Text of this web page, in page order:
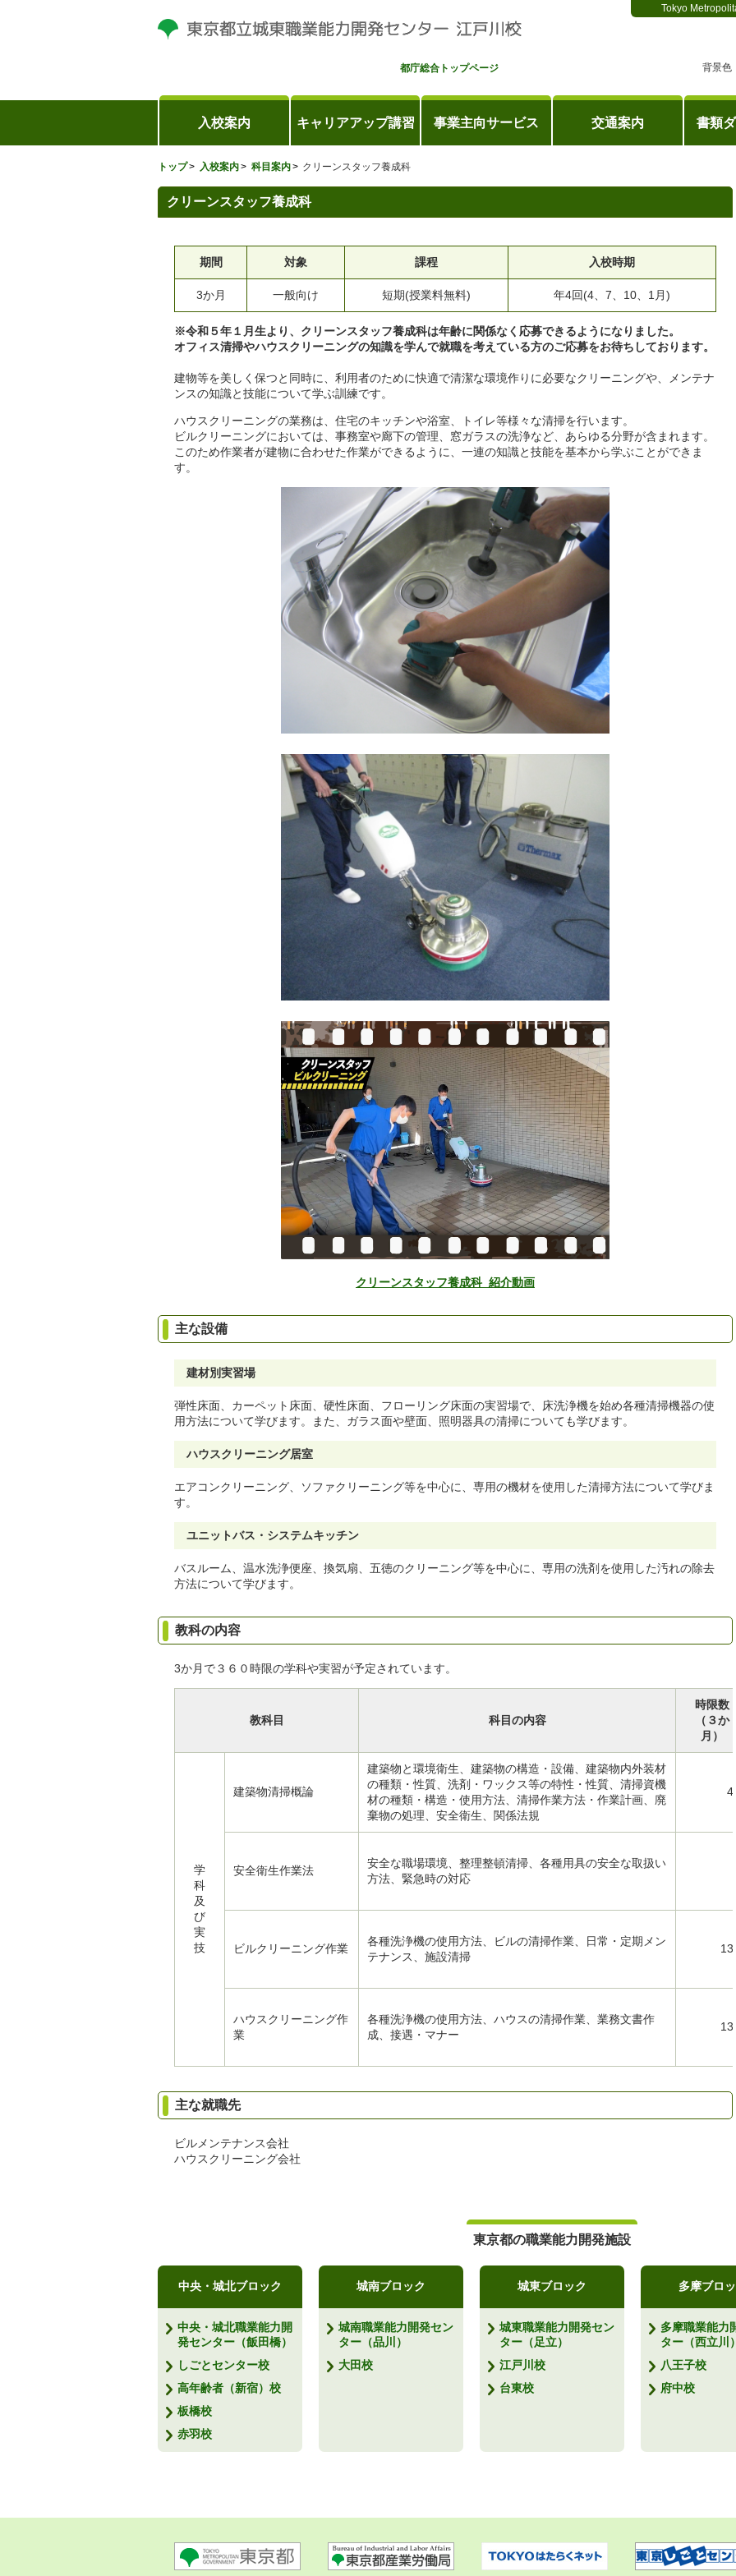
Tokyo
入校案内 キャリアアップ講習 事業主向サービス 交通案内 書類
背景色
都庁総合トップページ
トップ 入校案内 科目案内 クリーンスタッフ養成科
クリーンスタッフ養成科
期間 対象 課程 入校時期
3か月 一般向け 短期(授業料無料) 年4回(4、7、10、1月)
※令和５年１月生より、クリーンスタッフ養成科は年齢に関係なく応募できるようになりました。
オフィス清掃やハウスクリーニングの知識を学んで就職を考えている方のご応募をお待ちしております。
建物等を美しく保つと同時に、利用者のために快適で清潔な環境作りに必要なクリーニングや、メンテナ
ンスの知識と技能について学ぶ訓練です。
ハウスクリーニングの業務は、住宅のキッチンや浴室、トイレ等様々な清掃を行います。
ビルクリーニングにおいては、事務室や廊下の管理、窓ガラスの洗浄など、あらゆる分野が含まれます。
このため作業者が建物に合わせた作業ができるように、一連の知識と技能を基本から学ぶことができま
す。
クリーンスタッフ養成科_紹介動画
主な設備
建材別実習場
弾性床面、カーペット床面、硬性床面、フローリング床面の実習場で、床洗浄機を始め各種清掃機器の使
用方法について学びます。また、ガラス面や壁面、照明器具の清掃についても学びます。
ハウスクリーニング居室
エアコンクリーニング、ソファクリーニング等を中心に、専用の機材を使用した清掃方法について学びま
す。
ユニットバス・システムキッチン
バスルーム、温水洗浄便座、換気扇、五徳のクリーニング等を中心に、専用の洗剤を使用した汚れの除去
方法について学びます。
教科の内容
3か月で３６０時限の学科や実習が予定されています。
教科目 科目の内容
時限数
（３か
月）
学
科
及
び
実
技
建築物清掃概論
建築物と環境衛生、建築物の構造・設備、建築物内外装材
の種類・性質、洗剤・ワックス等の特性・性質、清掃資機
材の種類・構造・使用方法、清掃作業方法・作業計画、廃
棄物の処理、安全衛生、関係法規
安全衛生作業法
安全な職場環境、整理整頓清掃、各種用具の安全な取扱い
方法、緊急時の対応
ビルクリーニング作業
各種洗浄機の使用方法、ビルの清掃作業、日常・定期メン
テナンス、施設清掃
ハウスクリーニング作
業
各種洗浄機の使用方法、ハウスの清掃作業、業務文書作
成、接遇・マナー
主な就職先
ビルメンテナンス会社
ハウスクリーニング会社
東京都の職業能力開発施設
中央・城北ブロック
中央・城北職業能力開
発センター（飯田橋）
しごとセンター校
高年齢者（新宿）校
板橋校
赤羽校
城南ブロック
城南職業能力開発セン
ター（品川）
大田校
城東ブロック
城東職業能力開発セン
ター（足立）
江戸川校
台東校
多摩ブロ
多摩職業能力
ター（西立川
八王子校
府中校